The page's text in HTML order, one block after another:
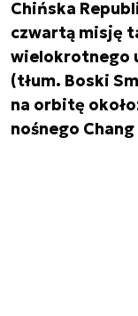
Chińska
czwartą misję
wielokrotnego
(tłum. Boski
na orbitę
nośnego